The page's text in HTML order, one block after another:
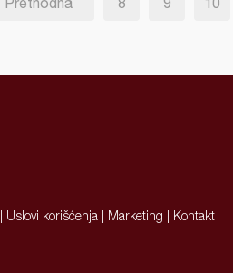
Uslovi korišćenja Marketing Kontakt